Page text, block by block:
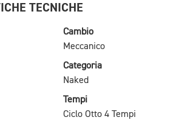
TECNICHE
Cambio
Meccanico
Categoria
Naked
Tempi
Ciclo Otto 4 Tempi